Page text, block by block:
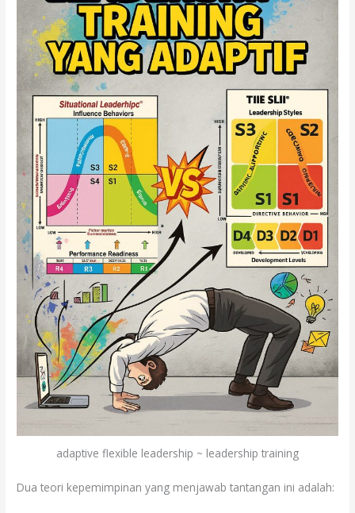
adaptive flexible leadership ~ leadership training
Dua teori kepemimpinan yang menjawab tantangan ini adalah: